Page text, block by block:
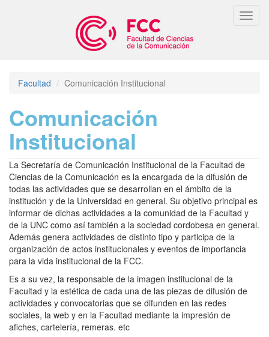
Facultad Comunicación Institucional
Comunicación
Institucional
La Secretaría de Comunicación Institucional de la Facultad de
Ciencias de la Comunicación es la encargada de la difusión de
todas las actividades que se desarrollan en el ámbito de la
institución y de la Universidad en general. Su objetivo principal es
informar de dichas actividades a la comunidad de la Facultad y
de la UNC como así también a la sociedad cordobesa en general.
Además genera actividades de distinto tipo y participa de la
organización de actos institucionales y eventos de importancia
para la vida institucional de la FCC.
Es a su vez, la responsable de la imagen institucional de la
Facultad y la estética de cada una de las piezas de difusión de
actividades y convocatorias que se difunden en las redes
sociales, la web y en la Facultad mediante la impresión de
afiches, cartelería, remeras. etc